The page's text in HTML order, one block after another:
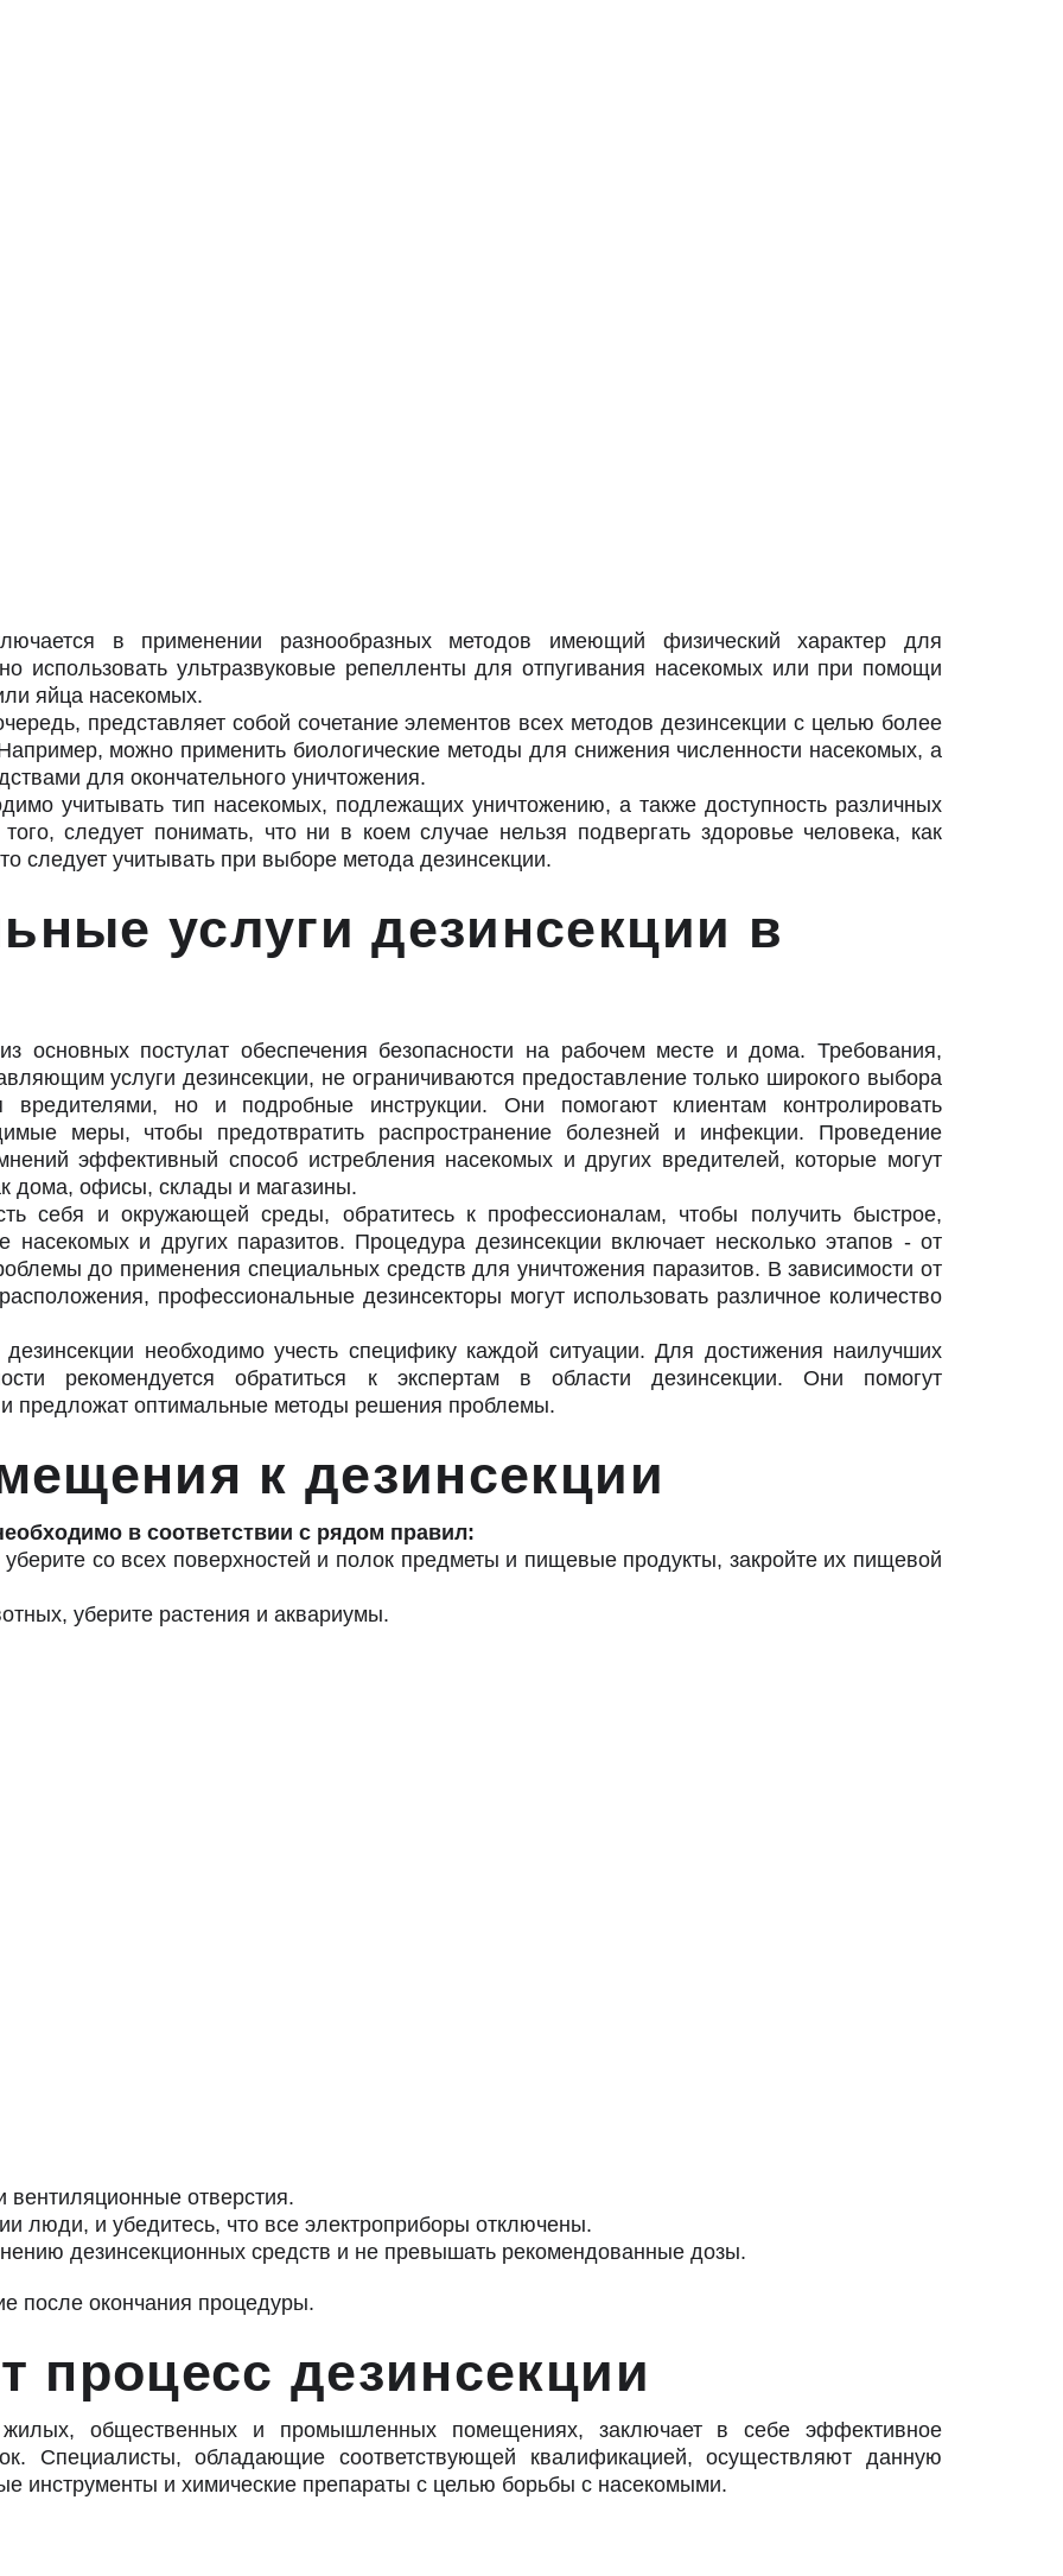
в применении разнообразных методов имеющий физический характер для
использовать ультразвуковые репелленты для отпугивания насекомых или при помощи
яйца насекомых.
представляет собой сочетание элементов всех методов дезинсекции с целью более
можно применить биологические методы для снижения численности насекомых, а
для окончательного уничтожения.
учитывать тип насекомых, подлежащих уничтожению, а также доступность различных
следует понимать, что ни в коем случае нельзя подвергать здоровье человека, как
следует учитывать при выборе метода дезинсекции.
услуги дезинсекции в
основных постулат обеспечения безопасности на рабочем месте и дома. Требования,
услуги дезинсекции, не ограничиваются предоставление только широкого выбора
вредителями, но и подробные инструкции. Они помогают клиентам контролировать
меры, чтобы предотвратить распространение болезней и инфекции. Проведение
эффективный способ истребления насекомых и других вредителей, которые могут
дома, офисы, склады и магазины.
себя и окружающей среды, обратитесь к профессионалам, чтобы получить быстрое,
насекомых и других паразитов. Процедура дезинсекции включает несколько этапов - от
до применения специальных средств для уничтожения паразитов. В зависимости от
профессиональные дезинсекторы могут использовать различное количество
необходимо учесть специфику каждой ситуации. Для достижения наилучших
рекомендуется обратиться к экспертам в области дезинсекции. Они помогут
и предложат оптимальные методы решения проблемы.
к дезинсекции
в соответствии с рядом правил:
со всех поверхностей и полок предметы и пищевые продукты, закройте их пищевой
уберите растения и аквариумы.
вентиляционные отверстия.
люди, и убедитесь, что все электроприборы отключены.
дезинсекционных средств и не превышать рекомендованные дозы.
после окончания процедуры.
процесс дезинсекции
общественных и промышленных помещениях, заключает в себе эффективное
Специалисты, обладающие соответствующей квалификацией, осуществляют данную
инструменты и химические препараты с целью борьбы с насекомыми.